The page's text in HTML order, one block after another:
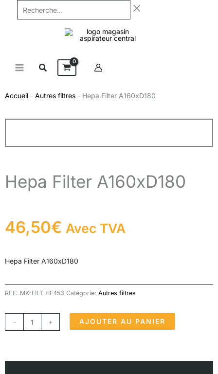
Recherche...
Accueil - Autres filtres - Hepa Filter A160xD180
Hepa Filter A160xD180
46,50€ Avec TVA
Hepa Filter A160xD180
REF: MK-FILT HF453 Catégorie: Autres filtres
-
de
+ AJOUTER AU PANIER